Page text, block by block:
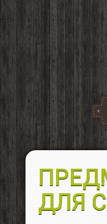
Перейти к основному
ДЛЯ